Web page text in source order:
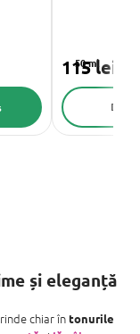
50 ml
115 lei
și eleganță
chiar întonurile